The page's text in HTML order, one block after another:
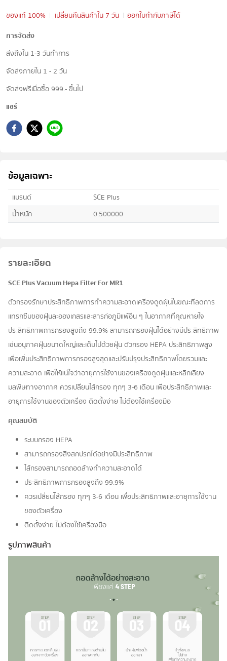
ของแท้ 100%
เปลี่ยนคืนสินค้าใน 7 วัน
ออกใบกำกับภาษีได้
การจัดส่ง
ส่งถึงใน 1-3 วันทำการ
จัดส่งภายใน 1 - 2 วัน
จัดส่งฟรีเมื่อซื้อ 999.- ขึ้นไป
แชร์
ข้อมูลเฉพาะ
แบรนด์
SCE Plus
น้ำหนัก
0.500000
รายละเอียด
SCE Plus Vacuum Hepa Filter For MR1
ตัวกรองรักษาประสิทธิภาพการทำความสะอาดเครื่องดูดฝุ่นในขณะที่ลดการ
แทรกซึมของฝุ่นละอองเกสรและสารก่อภูมิแพ้อื่น ๆ ในอากาศที่คุณหายใจ
ประสิทธิภาพการกรองสูงถึง 99.9% สามารถกรองฝุ่นได้อย่างมีประสิทธิภาพ
เช่นอนุภาคฝุ่นขนาดใหญ่และเต็มไปด้วยฝุ่น ตัวกรอง HEPA ประสิทธิภาพสูง
เพื่อเพิ่มประสิทธิภาพการกรองสูงสุดและปรับปรุงประสิทธิภาพโดยรวมและ
ความสะอาด เพื่อให้แน่ใจว่าอายุการใช้งานของเครื่องดูดฝุ่นและหลีกเลี่ยง
มลพิษทางอากาศ ควรเปลี่ยนไส้กรอง ทุกๆ 3-6 เดือน เพื่อประสิทธิภาพและ
อายุการใช้งานของตัวเครื่อง ติดตั้งง่าย ไม่ต้องใช้เครื่องมือ
คุณสมบัติ
ระบบกรอง HEPA
สามารถกรองสิ่งสกปรกได้อย่างมีประสิทธิภาพ
ไส้กรองสามารถถอดล้างทำความสะอาดได้
ประสิทธิภาพการกรองสูงถึง 99.9%
ควรเปลี่ยนไส้กรอง ทุกๆ 3-6 เดือน เพื่อประสิทธิภาพและอายุการใช้งาน
ของตัวเครื่อง
ติดตั้งง่าย ไม่ต้องใช้เครื่องมือ
รูปภาพสินค้า